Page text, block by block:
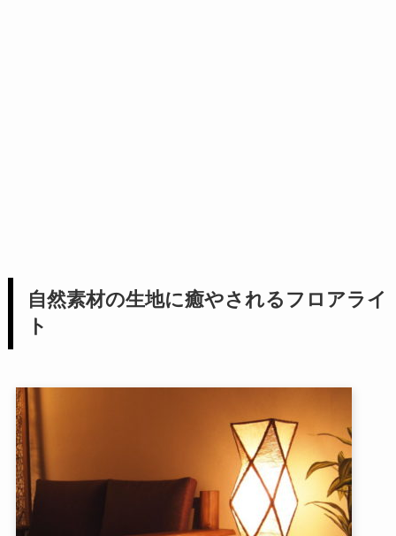
自然素材の生地に癒やされるフロアライ
ト